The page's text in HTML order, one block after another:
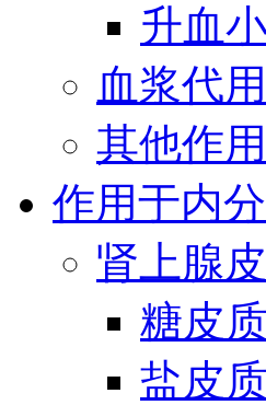
升血
血浆代
其他作
作用于内
肾上腺
糖皮
盐皮